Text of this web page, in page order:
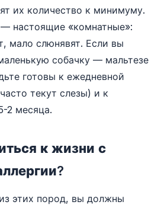
их количество к минимуму.
настоящие «комнатные»:
мало слюнявят. Если вы
собачку — мальтезе
готовы к ежедневной
текут слезы) и к
2 месяца.
к жизни с
этих пород, вы должны